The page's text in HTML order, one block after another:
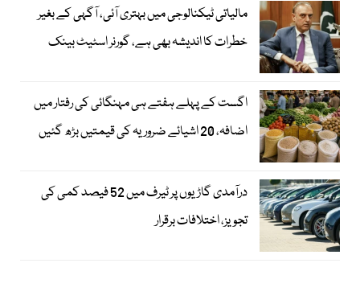
مالیاتی ٹیکنالوجی میں بہتری آئی، آگہی کے بغیر
خطرات کا اندیشہ بھی ہے، گورنر اسٹیٹ بینک
اگست کے پہلے ہفتے ہی مہنگائی کی رفتار میں
اضافہ، 20 اشیائے ضروریہ کی قیمتیں بڑھ گئیں
درآمدی گاڑیوں پر ٹیرف میں 52 فیصد کمی کی
تجویز، اختلافات برقرار